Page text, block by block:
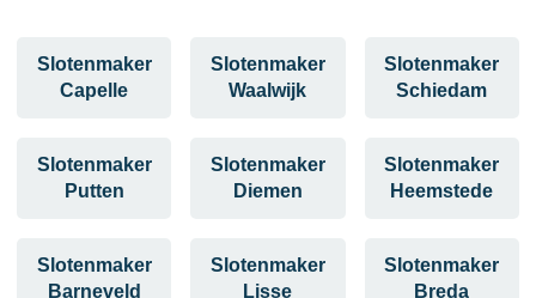
Slotenmaker
Capelle
Slotenmaker
Waalwijk
Slotenmaker
Schiedam
Slotenmaker
Putten
Slotenmaker
Diemen
Slotenmaker
Heemstede
Slotenmaker
Barneveld
Slotenmaker
Lisse
Slotenmaker
Breda